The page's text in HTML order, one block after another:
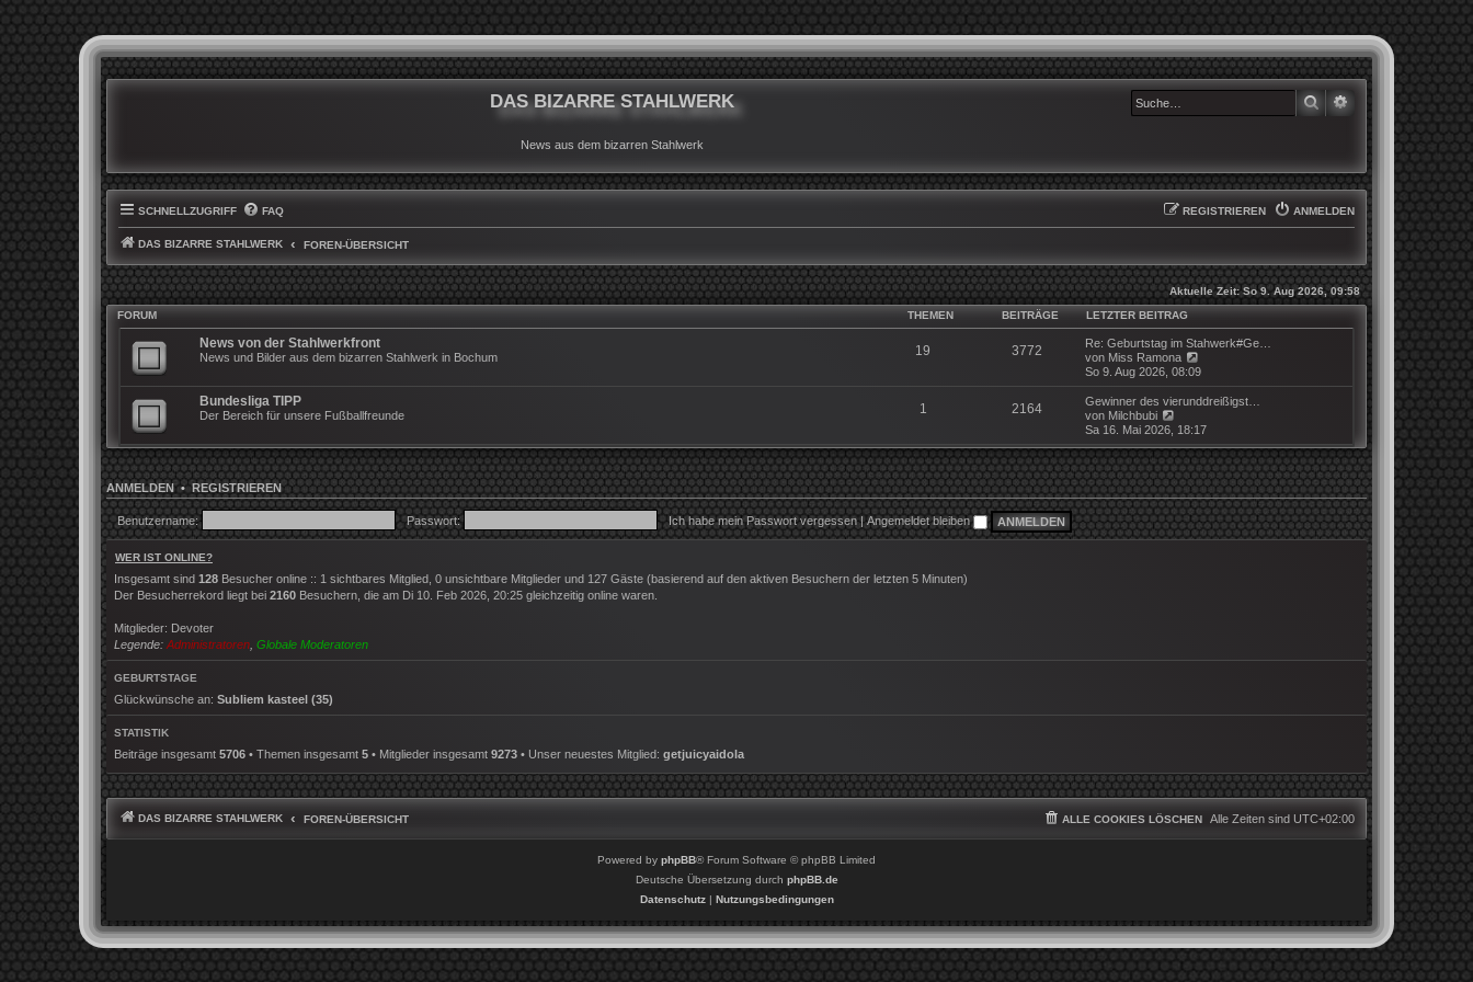
DAS BIZARRE STAHLWERK
News aus dem bizarren Stahlwerk
SUCHE
SCHNELLZUGRIFF FAQ ANMELDEN
REGISTRIEREN
DAS BIZARRE STAHLWERK FOREN-ÜBERSICHT
Aktuelle Zeit: So 9. Aug 2026, 09:58
FORUM
THEMEN BEITRÄGE LETZTER BEITRAG
News von der Stahlwerkfront
News und Bilder aus dem bizarren Stahlwerk in Bochum 19 3772
Re: Geburtstag im Stahwerk#Ge…
von Miss Ramona
e
u
e
t
e
r
B
e
i
t
r
a
So 9. Aug 2026, 08:09
Bundesliga TIPP
Der Bereich für unsere Fußballfreunde 1 2164
Gewinner des vierunddreißigst…
von Milchbubi
e
u
e
s
t
e
r
B
e
Sa 16. Mai 2026, 18:17
ANMELDEN•REGISTRIEREN
Benutzername: Passwort: Ich habe mein Passwort vergessen | Angemeldet bleiben
WER IST ONLINE?
Insgesamt sind 128 Besucher online :: 1 sichtbares Mitglied, 0 unsichtbare Mitglieder und 127 Gäste (basierend auf den aktiven Besuchern der letzten 5 Minuten)
Der Besucherrekord liegt bei 2160 Besuchern, die am Di 10. Feb 2026, 20:25 gleichzeitig online waren.
Mitglieder: Devoter
Legende: Administratoren Globale Moderatoren
GEBURTSTAGE
Glückwünsche an: Subliem kasteel (35)
STATISTIK
Beiträge insgesamt 5706 • Themen insgesamt 5 • Mitglieder insgesamt 9273 • Unser neuestes Mitglied: getjuicyaidola
DAS BIZARRE STAHLWERK FOREN-ÜBERSICHT Alle Zeiten sind UTC+02:00
ALLE COOKIES LÖSCHEN
Powered by phpBB® Forum Software © phpBB Limited
Deutsche Übersetzung durch phpBB.de
Datenschutz| Nutzungsbedingungen